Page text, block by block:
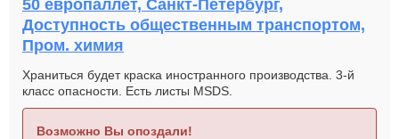
50 европаллет, Санкт-Петербург,
Доступность общественным транспортом,
Пром. химия
Храниться будет краска иностранного производства. 3-й
класс опасности. Есть листы MSDS.
Возможно Вы опоздали!